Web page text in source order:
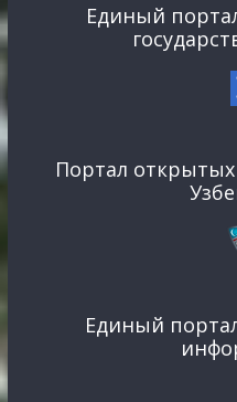
Единый
Портал
Единый